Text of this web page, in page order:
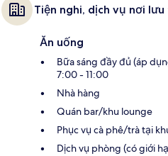
Tiện nghi, dịch vụ nơi lưu
Ăn uống
Bữa sáng đầy đủ (áp
7:00 - 11:00
Nhà hàng
Quán bar/khu lounge
Phục vụ cà phê/trà tại
Dịch vụ phòng (có giới